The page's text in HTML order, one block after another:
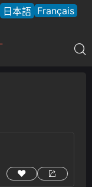
日本語 Français